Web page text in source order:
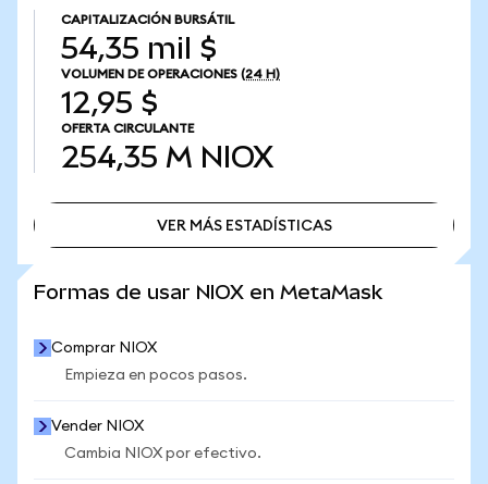
CAPITALIZACIÓN BURSÁTIL
54,35 mil $
VOLUMEN DE OPERACIONES (24 H)
12,95 $
OFERTA CIRCULANTE
254,35 M NIOX
VER MÁS ESTADÍSTICAS
Formas de usar NIOX en MetaMask
Comprar NIOX
Empieza en pocos pasos.
Vender NIOX
Cambia NIOX por efectivo.